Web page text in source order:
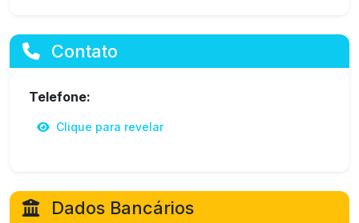
Contato
Telefone:
Clique para revelar
Dados Bancários